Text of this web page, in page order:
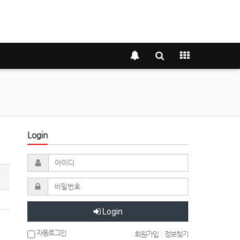
Login
Login
자동로그인 회원가입 정보찾기